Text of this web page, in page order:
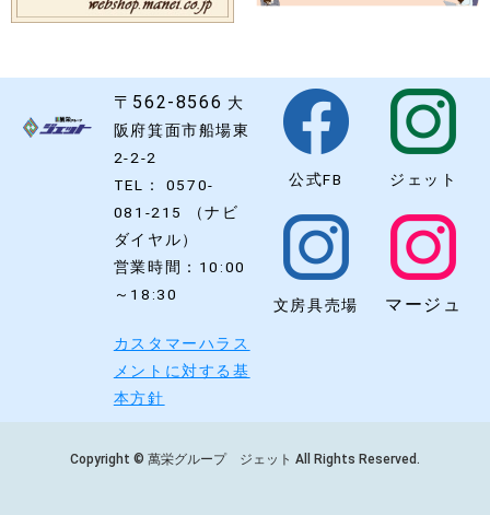
〒562-8566 大
阪府箕面市船場東
2-2-2
TEL： 0570-
081-215 （ナビ
ダイヤル）
営業時間：10:00
～18:30
カスタマーハラス
メントに対する基
本方針
公式FB ジェット
文房具売場 マージュ
Copyright © 萬栄グループ ジェット All Rights Reserved.